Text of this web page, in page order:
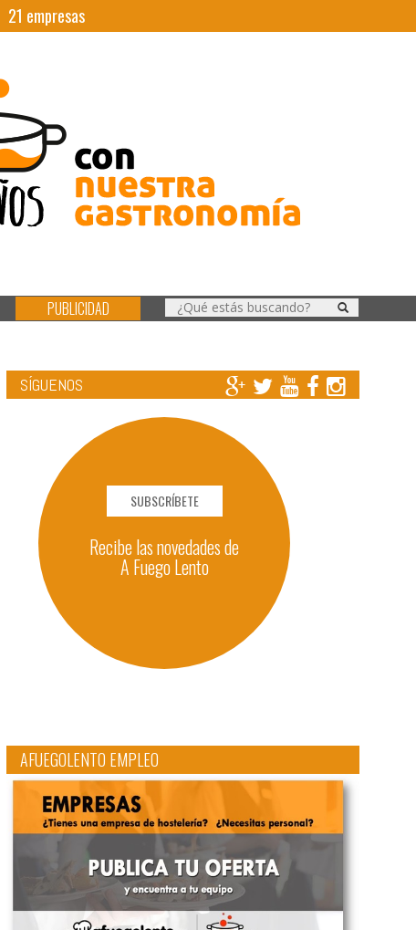
21 empresas
PUBLICIDAD
SÍGUENOS
SUBSCRÍBETE
Recibe las novedades de
A Fuego Lento
AFUEGOLENTO EMPLEO